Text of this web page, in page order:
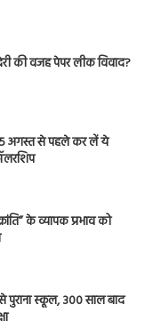
की वजह पेपर लीक विवाद?
अगस्त से पहले कर लें ये
के व्यापक प्रभाव को
स्कूल, 300 साल बाद